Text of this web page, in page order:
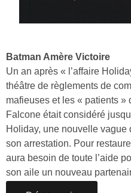
Batman Amère Victoire
Un an après « l’affaire
théâtre de règlements de
mafieuses et les « patients »
Falcone était considéré
Holiday, une nouvelle vague
son arrestation. Pour
aura besoin de toute l’aide
son aile un nouveau